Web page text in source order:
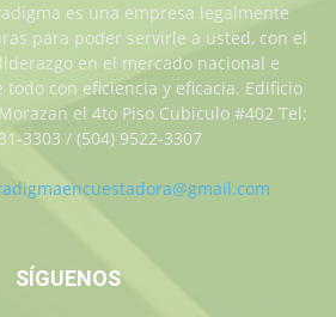
es una empresa legalmente
para poder servirle a usted, con el
en el mercado nacional e
con eficiencia y eficacia. Edificio
el 4to Piso Cubiculo #402 Tel:
3303 / (504) 9522-3307
SÍGUENOS